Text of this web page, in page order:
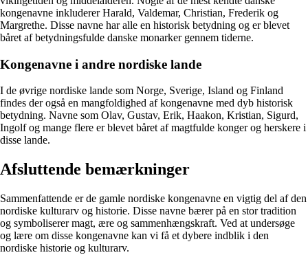
kongenavne inkluderer Harald, Valdemar, Christian, Frederik og
Margrethe. Disse navne har alle en historisk betydning og er blevet
båret af betydningsfulde danske monarker gennem tiderne.
Kongenavne i andre nordiske lande
I de øvrige nordiske lande som Norge, Sverige, Island og Finland
findes der også en mangfoldighed af kongenavne med dyb historisk
betydning. Navne som Olav, Gustav, Erik, Haakon, Kristian, Sigurd,
Ingolf og mange flere er blevet båret af magtfulde konger og herskere i
disse lande.
Afsluttende bemærkninger
Sammenfattende er de gamle nordiske kongenavne en vigtig del af den
nordiske kulturarv og historie. Disse navne bærer på en stor tradition
og symboliserer magt, ære og sammenhængskraft. Ved at undersøge
og lære om disse kongenavne kan vi få et dybere indblik i den
nordiske historie og kulturarv.